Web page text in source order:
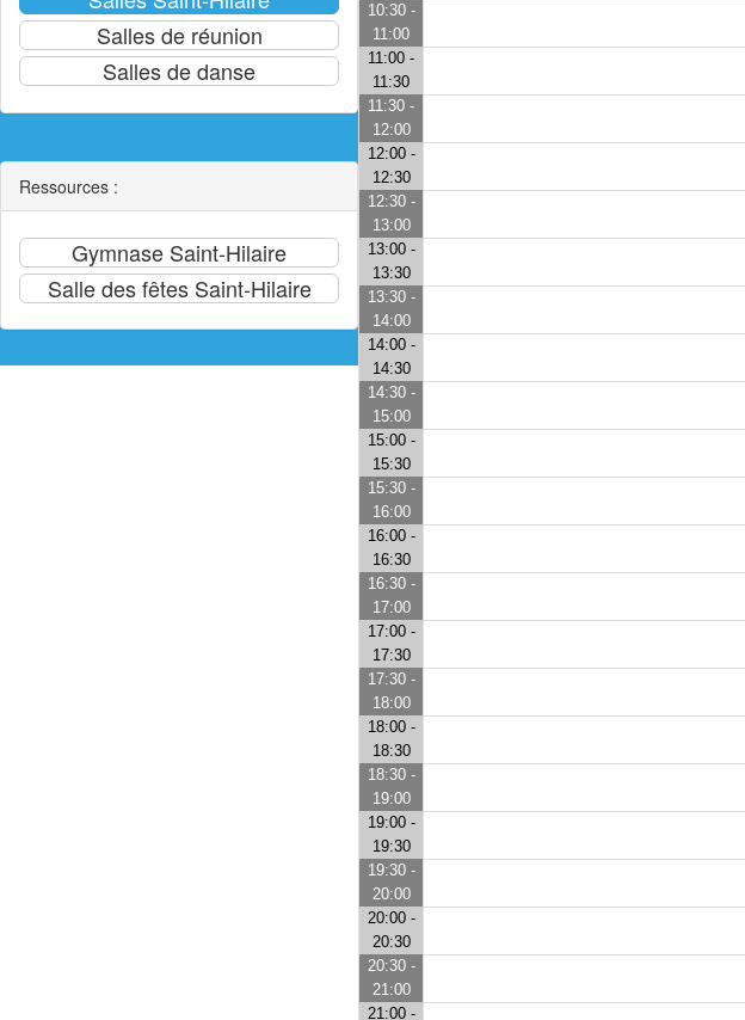
Ressources :
10:30 -
11:00
11:00 -
11:30
11:30 -
12:00
12:00 -
12:30
12:30 -
13:00
13:00 -
13:30
13:30 -
14:00
14:00 -
14:30
14:30 -
15:00
15:00 -
15:30
15:30 -
16:00
16:00 -
16:30
16:30 -
17:00
17:00 -
17:30
17:30 -
18:00
18:00 -
18:30
18:30 -
19:00
19:00 -
19:30
19:30 -
20:00
20:00 -
20:30
20:30 -
21:00
21:00 -